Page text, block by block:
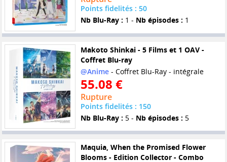
Points fidelités : 50
Nb Blu-Ray : 1 - Nb épisodes : 1
Makoto Shinkai - 5 Films et 1 OAV -
Coffret Blu-ray
@Anime- Coffret Blu-Ray - intégrale
55.08 €
Rupture
Points fidelités : 150
Nb Blu-Ray : 5 - Nb épisodes : 5
Maquia, When the Promised Flower
Blooms - Edition Collector - Combo